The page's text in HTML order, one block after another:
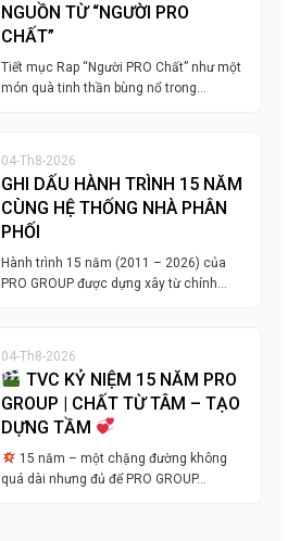
NGUỒN TỪ “NGƯỜI PRO
CHẤT”
Tiết mục Rap “Người PRO Chất” như một
món quà tinh thần bùng nổ trong…
04-Th8-2026
GHI DẤU HÀNH TRÌNH 15 NĂM
CÙNG HỆ THỐNG NHÀ PHÂN
PHỐI
Hành trình 15 năm (2011 – 2026) của
PRO GROUP được dựng xây từ chính…
04-Th8-2026
TVC KỶ NIỆM 15 NĂM PRO
GROUP | CHẤT TỪ TÂM – TẠO
DỰNG TẦM
15 năm – một chặng đường không
quá dài nhưng đủ để PRO GROUP…